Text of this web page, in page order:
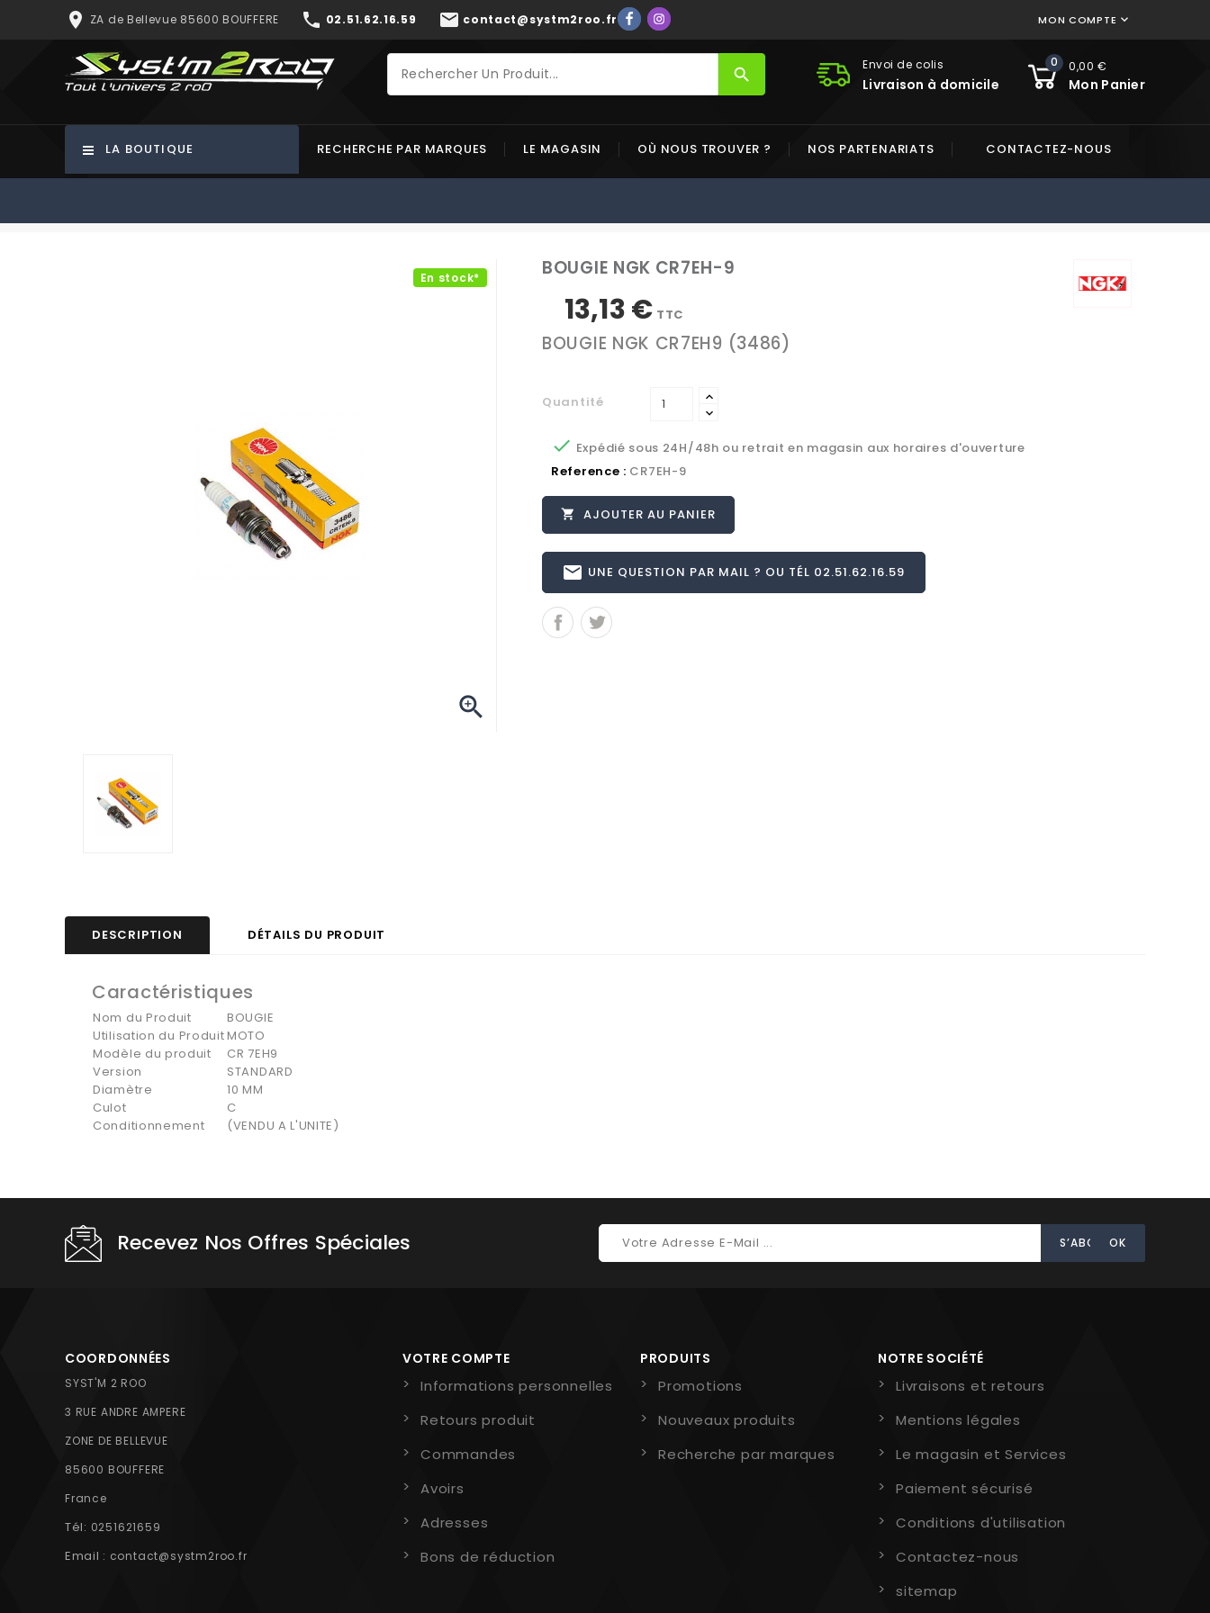
place ZA de Bellevue 85600 BOUFFERE phone 02.51.62.16.59 mail contact@systm2roo.fr MON COMPTE 
0 0,00 €
Mon Panier
Envoi de colis
Livraison à domicile
search
LA BOUTIQUE RECHERCHE PAR MARQUES LE MAGASIN OÙ NOUS TROUVER ? NOS PARTENARIATS CONTACTEZ-NOUS
En stock*

BOUGIE NGK CR7EH-9
13,13 € TTC
BOUGIE NGK CR7EH9 (3486)
Quantité
 Expédié sous 24H/48h ou retrait en magasin aux horaires d'ouverture
Reference : CR7EH-9
 AJOUTER AU PANIER
email UNE QUESTION PAR MAIL ? OU TÉL 02.51.62.16.59
DESCRIPTION DÉTAILS DU PRODUIT
Caractéristiques
Nom du Produit
BOUGIE
Utilisation du ProduitMOTO
Modèle du produit
CR 7EH9
Version
STANDARD
Diamètre
10 MM
Culot
C
Conditionnement
(VENDU A L'UNITE)
Recevez Nos Offres Spéciales
COORDONNÉES
SYST'M 2 ROO
3 RUE ANDRE AMPERE
ZONE DE BELLEVUE
85600 BOUFFERE
France
Tél: 0251621659
Email : contact@systm2roo.fr
VOTRE COMPTE
Informations personnelles
Retours produit
Commandes
Avoirs
Adresses
Bons de réduction
PRODUITS
Promotions
Nouveaux produits
Recherche par marques
NOTRE SOCIÉTÉ
Livraisons et retours
Mentions légales
Le magasin et Services
Paiement sécurisé
Conditions d'utilisation
Contactez-nous
sitemap